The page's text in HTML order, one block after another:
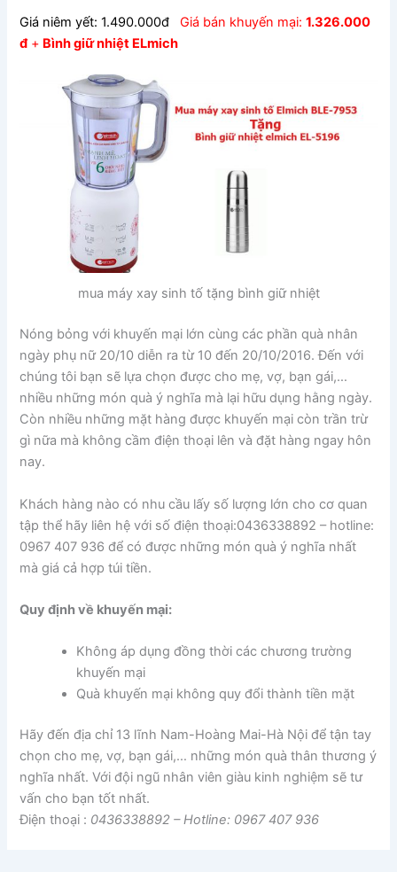
Giá niêm yết: 1.490.000đ Giá bán khuyến mại:1.326.000
đ+ Bình giữ nhiệt ELmich
mua máy xay sinh tố tặng bình giữ nhiệt
Nóng bỏng với khuyến mại lớn cùng các phần quà nhân
ngày phụ nữ 20/10 diễn ra từ 10 đến 20/10/2016. Đến với
chúng tôi bạn sẽ lựa chọn được cho mẹ, vợ, bạn gái,…
nhiều những món quà ý nghĩa mà lại hữu dụng hằng ngày.
Còn nhiều những mặt hàng được khuyến mại còn trần trừ
gì nữa mà không cầm điện thoại lên và đặt hàng ngay hôn
nay.
Khách hàng nào có nhu cầu lấy số lượng lớn cho cơ quan
tập thể hãy liên hệ với số điện thoại:0436338892 – hotline:
0967 407 936 để có được những món quà ý nghĩa nhất
mà giá cả hợp túi tiền.
Quy định về khuyến mại:
Không áp dụng đồng thời các chương trường
khuyến mại
Quà khuyến mại không quy đổi thành tiền mặt
Hãy đến địa chỉ 13 lĩnh Nam-Hoàng Mai-Hà Nội để tận tay
chọn cho mẹ, vợ, bạn gái,… những món quà thân thương ý
nghĩa nhất. Với đội ngũ nhân viên giàu kinh nghiệm sẽ tư
vấn cho bạn tốt nhất.
Điện thoại : 0436338892 – Hotline: 0967 407 936